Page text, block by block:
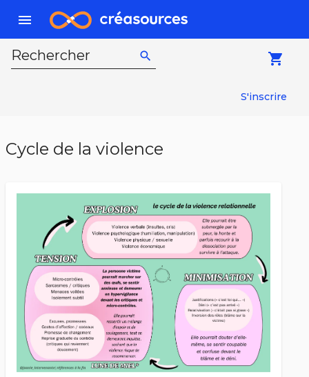
menu
Rechercher search local_grocery_store
S'inscrire
Cycle de la violence